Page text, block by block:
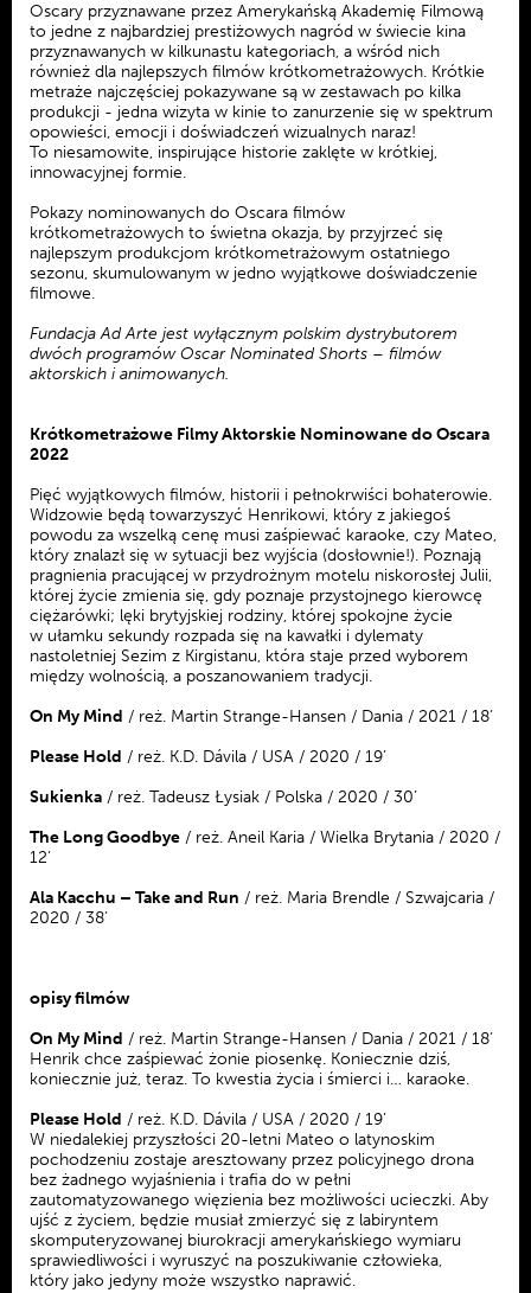
Oscary przyznawane przez Amerykańską Akademię Filmową
to jedne z najbardziej prestiżowych nagród w świecie kina
przyznawanych w kilkunastu kategoriach, a wśród nich
również dla najlepszych filmów krótkometrażowych. Krótkie
metraże najczęściej pokazywane są w zestawach po kilka
produkcji - jedna wizyta w kinie to zanurzenie się w spektrum
opowieści, emocji i doświadczeń wizualnych naraz!
To niesamowite, inspirujące historie zaklęte w krótkiej,
innowacyjnej formie.
Pokazy nominowanych do Oscara filmów
krótkometrażowych to świetna okazja, by przyjrzeć się
najlepszym produkcjom krótkometrażowym ostatniego
sezonu, skumulowanym w jedno wyjątkowe doświadczenie
filmowe.
Fundacja Ad Arte jest wyłącznym polskim dystrybutorem
dwóch programów Oscar Nominated Shorts – filmów
aktorskich i animowanych.
Krótkometrażowe Filmy Aktorskie Nominowane do Oscara
2022
Pięć wyjątkowych filmów, historii i pełnokrwiści bohaterowie.
Widzowie będą towarzyszyć Henrikowi, który z jakiegoś
powodu za wszelką cenę musi zaśpiewać karaoke, czy Mateo,
który znalazł się w sytuacji bez wyjścia (dosłownie!). Poznają
pragnienia pracującej w przydrożnym motelu niskorosłej Julii,
której życie zmienia się, gdy poznaje przystojnego kierowcę
ciężarówki; lęki brytyjskiej rodziny, której spokojne życie
w ułamku sekundy rozpada się na kawałki i dylematy
nastoletniej Sezim z Kirgistanu, która staje przed wyborem
między wolnością, a poszanowaniem tradycji.
On My Mind / reż. Martin Strange-Hansen / Dania / 2021 / 18’
Please Hold / reż. K.D. Dávila / USA / 2020 / 19’
Sukienka / reż. Tadeusz Łysiak / Polska / 2020 / 30’
The Long Goodbye / reż. Aneil Karia / Wielka Brytania / 2020 /
12’
Ala Kacchu – Take and Run / reż. Maria Brendle / Szwajcaria /
2020 / 38’
opisy filmów
On My Mind / reż. Martin Strange-Hansen / Dania / 2021 / 18’
Henrik chce zaśpiewać żonie piosenkę. Koniecznie dziś,
koniecznie już, teraz. To kwestia życia i śmierci i… karaoke.
Please Hold / reż. K.D. Dávila / USA / 2020 / 19’
W niedalekiej przyszłości 20-letni Mateo o latynoskim
pochodzeniu zostaje aresztowany przez policyjnego drona
bez żadnego wyjaśnienia i trafia do w pełni
zautomatyzowanego więzienia bez możliwości ucieczki. Aby
ujść z życiem, będzie musiał zmierzyć się z labiryntem
skomputeryzowanej biurokracji amerykańskiego wymiaru
sprawiedliwości i wyruszyć na poszukiwanie człowieka,
który jako jedyny może wszystko naprawić.